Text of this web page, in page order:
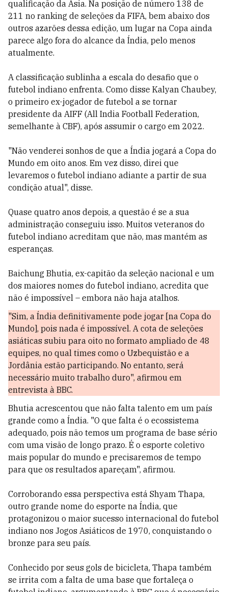
qualificação da Ásia. Na posição de número 138 de
211 no ranking de seleções da FIFA, bem abaixo dos
outros azarões dessa edição, um lugar na Copa ainda
parece algo fora do alcance da Índia, pelo menos
atualmente.
A classificação sublinha a escala do desafio que o
futebol indiano enfrenta. Como disse Kalyan Chaubey,
o primeiro ex-jogador de futebol a se tornar
presidente da AIFF (All India Football Federation,
semelhante à CBF), após assumir o cargo em 2022.
"Não venderei sonhos de que a Índia jogará a Copa do
Mundo em oito anos. Em vez disso, direi que
levaremos o futebol indiano adiante a partir de sua
condição atual", disse.
Quase quatro anos depois, a questão é se a sua
administração conseguiu isso. Muitos veteranos do
futebol indiano acreditam que não, mas mantém as
esperanças.
Baichung Bhutia, ex-capitão da seleção nacional e um
dos maiores nomes do futebol indiano, acredita que
não é impossível – embora não haja atalhos.
"Sim, a Índia definitivamente pode jogar [na Copa do
Mundo], pois nada é impossível. A cota de seleções
asiáticas subiu para oito no formato ampliado de 48
equipes, no qual times como o Uzbequistão e a
Jordânia estão participando. No entanto, será
necessário muito trabalho duro", afirmou em
entrevista à BBC.
Bhutia acrescentou que não falta talento em um país
grande como a Índia. "O que falta é o ecossistema
adequado, pois não temos um programa de base sério
com uma visão de longo prazo. É o esporte coletivo
mais popular do mundo e precisaremos de tempo
para que os resultados apareçam", afirmou.
Corroborando essa perspectiva está Shyam Thapa,
outro grande nome do esporte na Índia, que
protagonizou o maior sucesso internacional do futebol
indiano nos Jogos Asiáticos de 1970, conquistando o
bronze para seu país.
Conhecido por seus gols de bicicleta, Thapa também
se irrita com a falta de uma base que fortaleça o